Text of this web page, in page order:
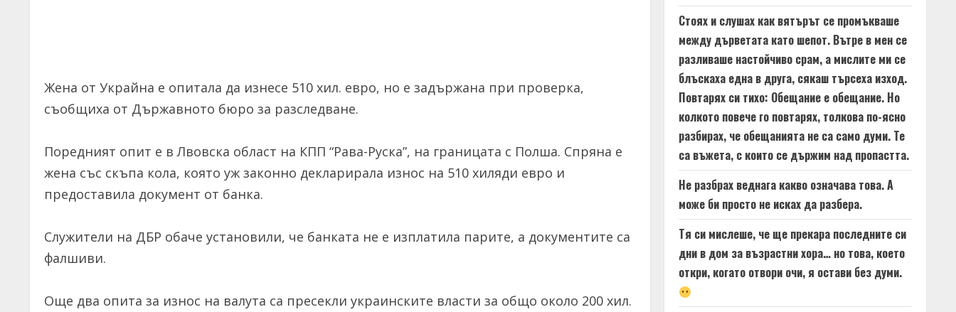
Жена от Украйна е опитала да изнесе 510 хил. евро, но е задържана при проверка,
съобщиха от Държавното бюро за разследване.
Поредният опит е в Лвовска област на КПП “Рава-Руска”, на границата с Полша. Спряна е
жена със скъпа кола, която уж законно декларирала износ на 510 хиляди евро и
предоставила документ от банка.
Служители на ДБР обаче установили, че банката не е изплатила парите, а документите са
фалшиви.
Още два опита за износ на валута са пресекли украинските власти за общо около 200 хил.
Стоях и слушах как вятърът се промъкваше
между дърветата като шепот. Вътре в мен се
разливаше настойчиво срам, а мислите ми се
блъскаха една в друга, сякаш търсеха изход.
Повтарях си тихо: Обещание е обещание. Но
колкото повече го повтарях, толкова по-ясно
разбирах, че обещанията не са само думи. Те
са въжета, с които се държим над пропастта.
Не разбрах веднага какво означава това. А
може би просто не исках да разбера.
Тя си мислеше, че ще прекара последните си
дни в дом за възрастни хора… но това, което
откри, когато отвори очи, я остави без думи.